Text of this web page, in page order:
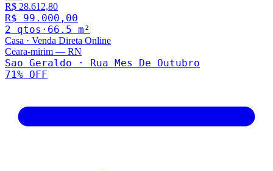
R$ 28.612,80
R$ 99.000,00
2 qtos · 66.5 m²
Casa · Venda Direta Online
Ceara-mirim — RN
Sao Geraldo · Rua Mes De Outubro
71% OFF